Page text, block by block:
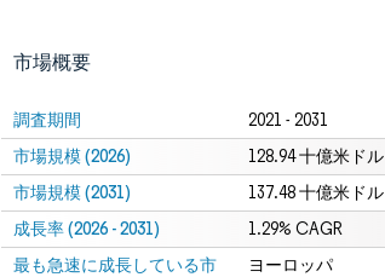
市場概要
調査期間 2021 - 2031
市場規模 (2026) 128.94 十億米ドル
市場規模 (2031) 137.48 十億米ドル
成長率 (2026 - 2031) 1.29% CAGR
最も急速に成長している市
ヨーロッパ